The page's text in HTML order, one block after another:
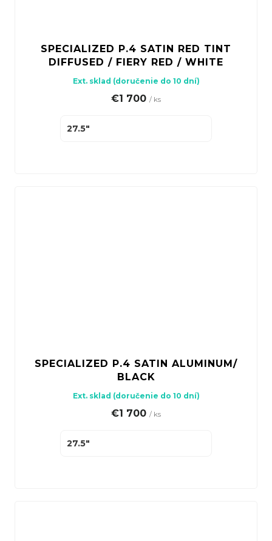
SPECIALIZED P.4 SATIN RED TINT
DIFFUSED / FIERY RED / WHITE
Ext. sklad (doručenie do 10 dní)
€1 700 / ks
27.5"
SPECIALIZED P.4 SATIN ALUMINUM/
BLACK
Ext. sklad (doručenie do 10 dní)
€1 700 / ks
27.5"